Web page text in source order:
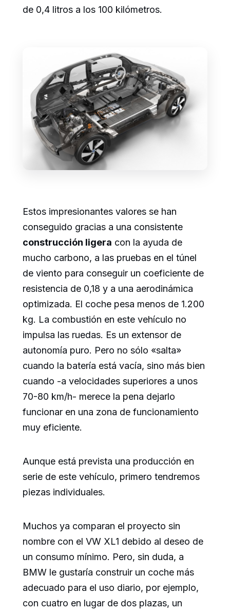
de 0,4 litros a los 100 kilómetros.
Estos impresionantes valores se han
conseguido gracias a una consistente
construcción ligera con la ayuda de
mucho carbono, a las pruebas en el túnel
de viento para conseguir un coeficiente de
resistencia de 0,18 y a una aerodinámica
optimizada. El coche pesa menos de 1.200
kg. La combustión en este vehículo no
impulsa las ruedas. Es un extensor de
autonomía puro. Pero no sólo «salta»
cuando la batería está vacía, sino más bien
cuando -a velocidades superiores a unos
70-80 km/h- merece la pena dejarlo
funcionar en una zona de funcionamiento
muy eficiente.
Aunque está prevista una producción en
serie de este vehículo, primero tendremos
piezas individuales.
Muchos ya comparan el proyecto sin
nombre con el VW XL1 debido al deseo de
un consumo mínimo. Pero, sin duda, a
BMW le gustaría construir un coche más
adecuado para el uso diario, por ejemplo,
con cuatro en lugar de dos plazas, un